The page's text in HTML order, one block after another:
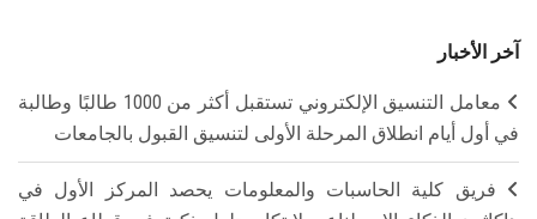
آخر الأخبار
معامل التنسيق الإلكتروني تستقبل أكثر من 1000 طالبًا وطالبة
في أول أيام انطلاق المرحلة الأولى لتنسيق القبول بالجامعات
فريق كلية الحاسبات والمعلومات يحصد المركز الأول في